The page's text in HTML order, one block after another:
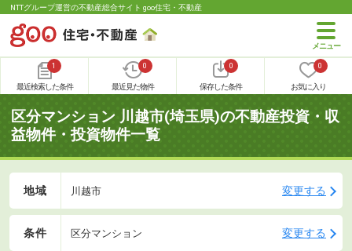
NTTグループ運営の不動産総合サイト goo住宅・不動産
1
最近検索した条件
0
最近見た物件
0
保存した条件
0
お気に入り
区分マンション 川越市(埼玉県)の不動産投資・収
益物件・投資物件一覧
地域 川越市 変更する
条件 区分マンション 変更する